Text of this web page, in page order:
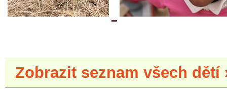
Zobrazit seznam všech dětí